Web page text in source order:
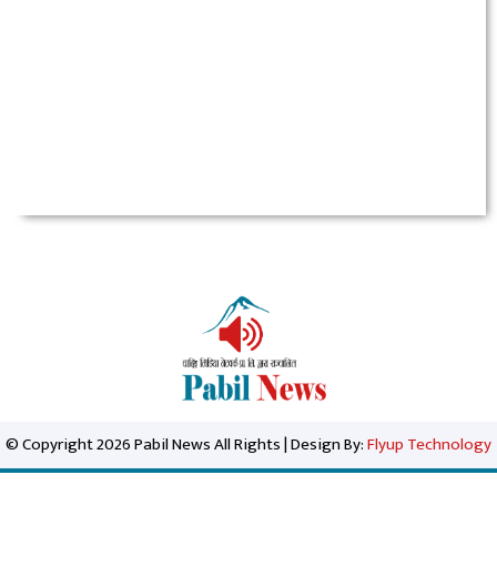
© Copyright 2026 Pabil News All Rights | Design By:Flyup Technology